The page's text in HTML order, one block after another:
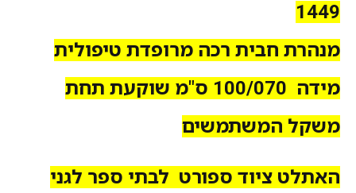
1449
מנהרת חבית רכה מרופדת טיפולית
מידה 100/070 ס"מ שוקעת תחת
משקל המשתמשים
האתלט ציוד ספורט לבתי ספר לגני